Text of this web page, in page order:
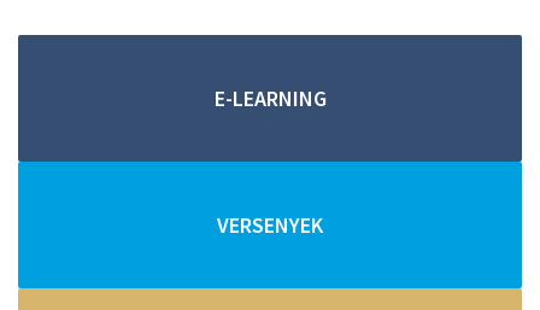
E-LEARNING
VERSENYEK